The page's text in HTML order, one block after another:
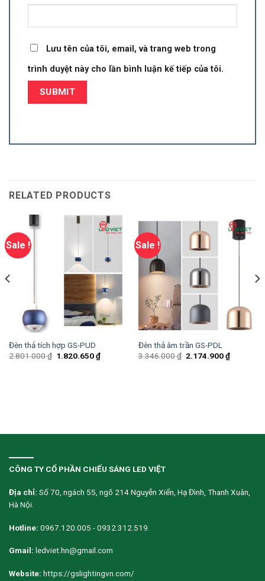
Lưu tên của tôi, email, và trang web trong
trình duyệt này cho lần bình luận kế tiếp của tôi.
RELATED PRODUCTS
Sale !
Đèn thả tích hợp GS-PUD
2.801.000₫ 1.820.650₫
Sale !
Đèn thả âm trần GS-PDL
3.346.000₫ 2.174.900₫
CÔNG TY CỔ PHẦN CHIẾU SÁNG LED VIỆT
Địa chỉ: Số 70, ngách 55, ngõ 214 Nguyễn Xiển, Hạ Đình, Thanh Xuân,
Hà Nội.
Hotline: 0967.120.005 - 0932.312.519.
Gmail: ledviet.hn@gmail.com
Website: https://gslightingvn.com/